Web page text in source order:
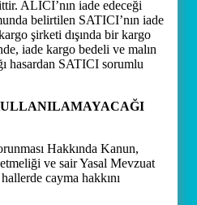
ALICI’nın iade edeceği
belirtilen SATICI’nın iade
şirketi dışında bir kargo
iade kargo bedeli ve malın
hasardan SATICI sorumlu
Hakkında Kanun,
ve sair Yasal Mevzuat
cayma hakkını